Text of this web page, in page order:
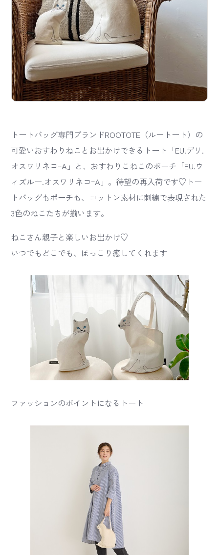
トートバッグ専門ブランドROOTOTE（ルートート）の
可愛いおすわりねことお出かけできるトート「EU.デリ.
オスワリネコｰA」と、おすわりこねこのポーチ「EU.ウ
ィズルー.オスワリネコｰA」。待望の再入荷です♡トー
トバッグもポーチも、コットン素材に刺繍で表現された
3色のねこたちが揃います。
ねこさん親子と楽しいお出かけ♡
いつでもどこでも、ほっこり癒してくれます
ファッションのポイントになるトート